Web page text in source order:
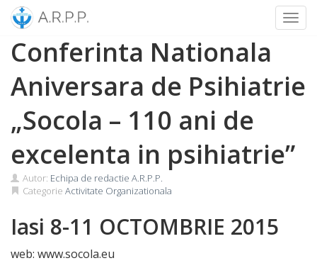
SkipConferinta Nationala
Aniversara de Psihiatrie
„Socola – 110 ani de
excelenta in psihiatrie”
Autor: Echipa de redactie A.R.P.P.
Categorie Activitate Organizationala
Iasi 8-11 OCTOMBRIE 2015
web: www.socola.eu